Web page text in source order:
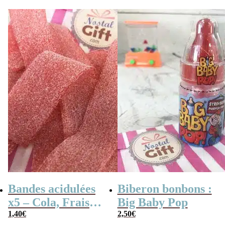
Bandes acidulées
x5 – Cola, Fraise,
Framboise,
1,40€
Biberon bonbons :
Big Baby Pop
2,50€